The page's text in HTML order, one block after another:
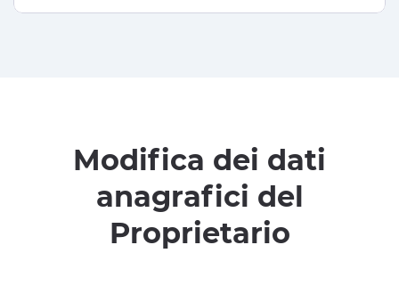
Modifica dei dati
anagrafici del
Proprietario